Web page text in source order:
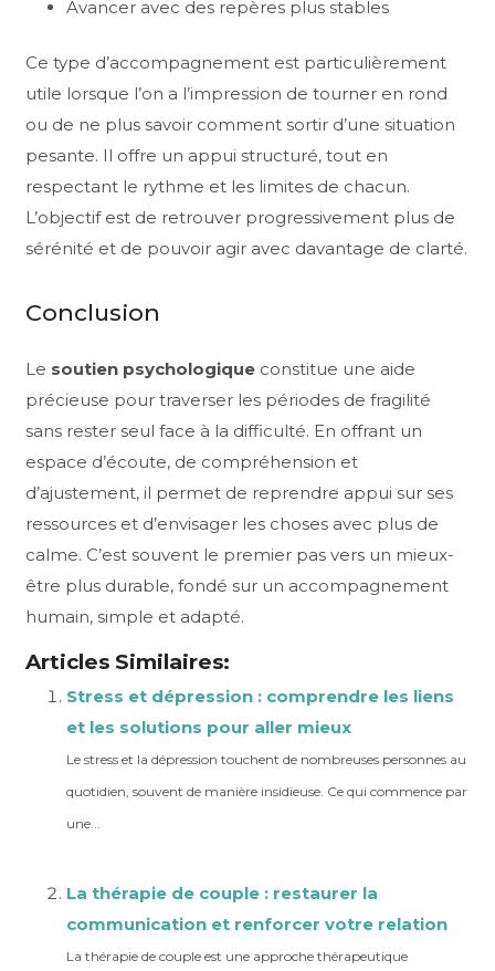
Avancer avec des repères plus stables
Ce type d’accompagnement est particulièrement
utile lorsque l’on a l’impression de tourner en rond
ou de ne plus savoir comment sortir d’une situation
pesante. Il offre un appui structuré, tout en
respectant le rythme et les limites de chacun.
L’objectif est de retrouver progressivement plus de
sérénité et de pouvoir agir avec davantage de clarté.
Conclusion
Le soutien psychologiqueconstitue une aide
précieuse pour traverser les périodes de fragilité
sans rester seul face à la difficulté. En offrant un
espace d’écoute, de compréhension et
d’ajustement, il permet de reprendre appui sur ses
ressources et d’envisager les choses avec plus de
calme. C’est souvent le premier pas vers un mieux-
être plus durable, fondé sur un accompagnement
humain, simple et adapté.
Articles Similaires:
Stress et dépression : comprendre les liens
et les solutions pour aller mieux
Le stress et la dépression touchent de nombreuses personnes au
quotidien, souvent de manière insidieuse. Ce qui commence par
une...
La thérapie de couple : restaurer la
communication et renforcer votre relation
La thérapie de couple est une approche thérapeutique